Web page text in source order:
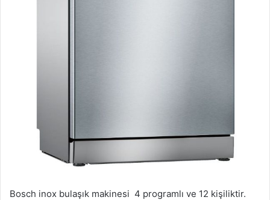
Bosch inox bulaşık makinesi 4 programlı ve 12 kişiliktir.